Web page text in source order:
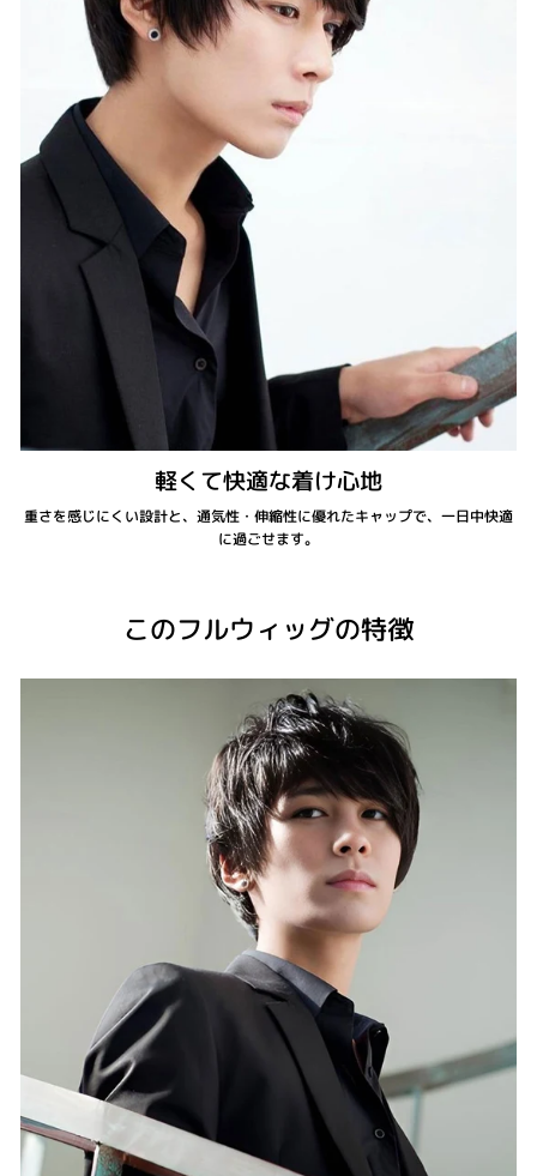
軽くて快適な着け心地
重さを感じにくい設計と、通気性・伸縮性に優れたキャップで、一日中快適
に過ごせます。
このフルウィッグの特徴